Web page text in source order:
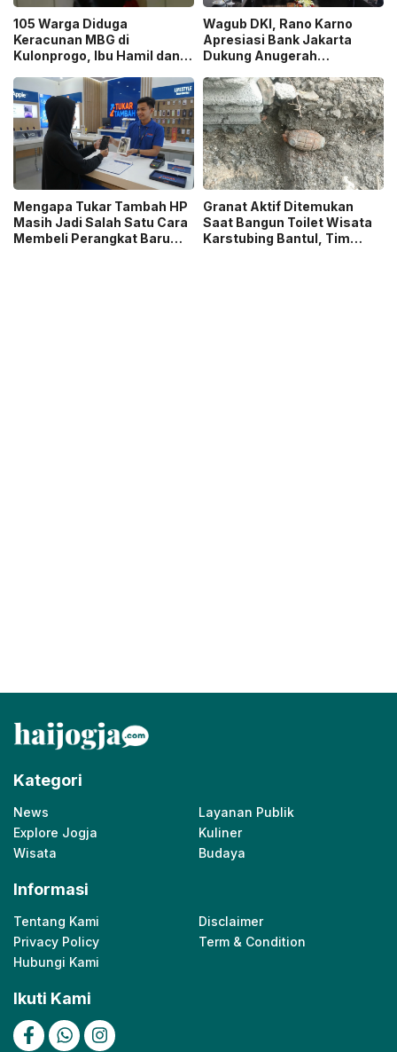
105 Warga Diduga
Keracunan MBG di
Kulonprogo, Ibu Hamil dan
Terdampak
Wagub DKI, Rano Karno
Apresiasi Bank Jakarta
Dukung Anugerah
Dorong Karya Berkualitas
Sambut 5 Abad Jakarta
Mengapa Tukar Tambah HP
Masih Jadi Salah Satu Cara
Membeli Perangkat Baru
Granat Aktif Ditemukan
Saat Bangun Toilet Wisata
Karstubing Bantul, Tim
Kategori
News
Layanan Publik
Explore Jogja
Kuliner
Wisata
Budaya
Informasi
Tentang Kami
Disclaimer
Privacy Policy
Term & Condition
Hubungi Kami
Ikuti Kami